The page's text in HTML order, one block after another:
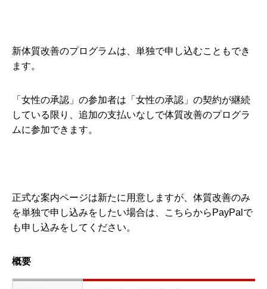
新体質改善のプログラムは、単独で申し込むこともでき
ます。
「女性の承認」の参加者は「女性の承認」の契約が継続
している限り、追加の支払いなしで体質改善のプログラ
ムに参加できます。
正式な案内ページは新たに用意しますが、体質改善のみ
を単独で申し込みをしたい場合は、こちらからPayPalで
も申し込みをしてください。
概要